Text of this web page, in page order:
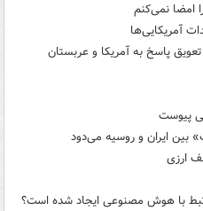
امضا نمی‌کنم
آمریکایی‌ها
پاسخ به آمریکا و عربستان
پیوست
بین ایران و روسیه می‌دود
با هوش مصنوعی ایجاد شده است؟